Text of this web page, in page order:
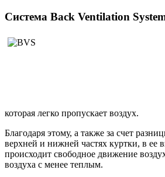
Система Back Ventilation
которая легко пропускает воздух.
Благодаря этому, а также за счет
верхней и нижней частях куртки, в ее
происходит свободное движение
воздуха с менее теплым.